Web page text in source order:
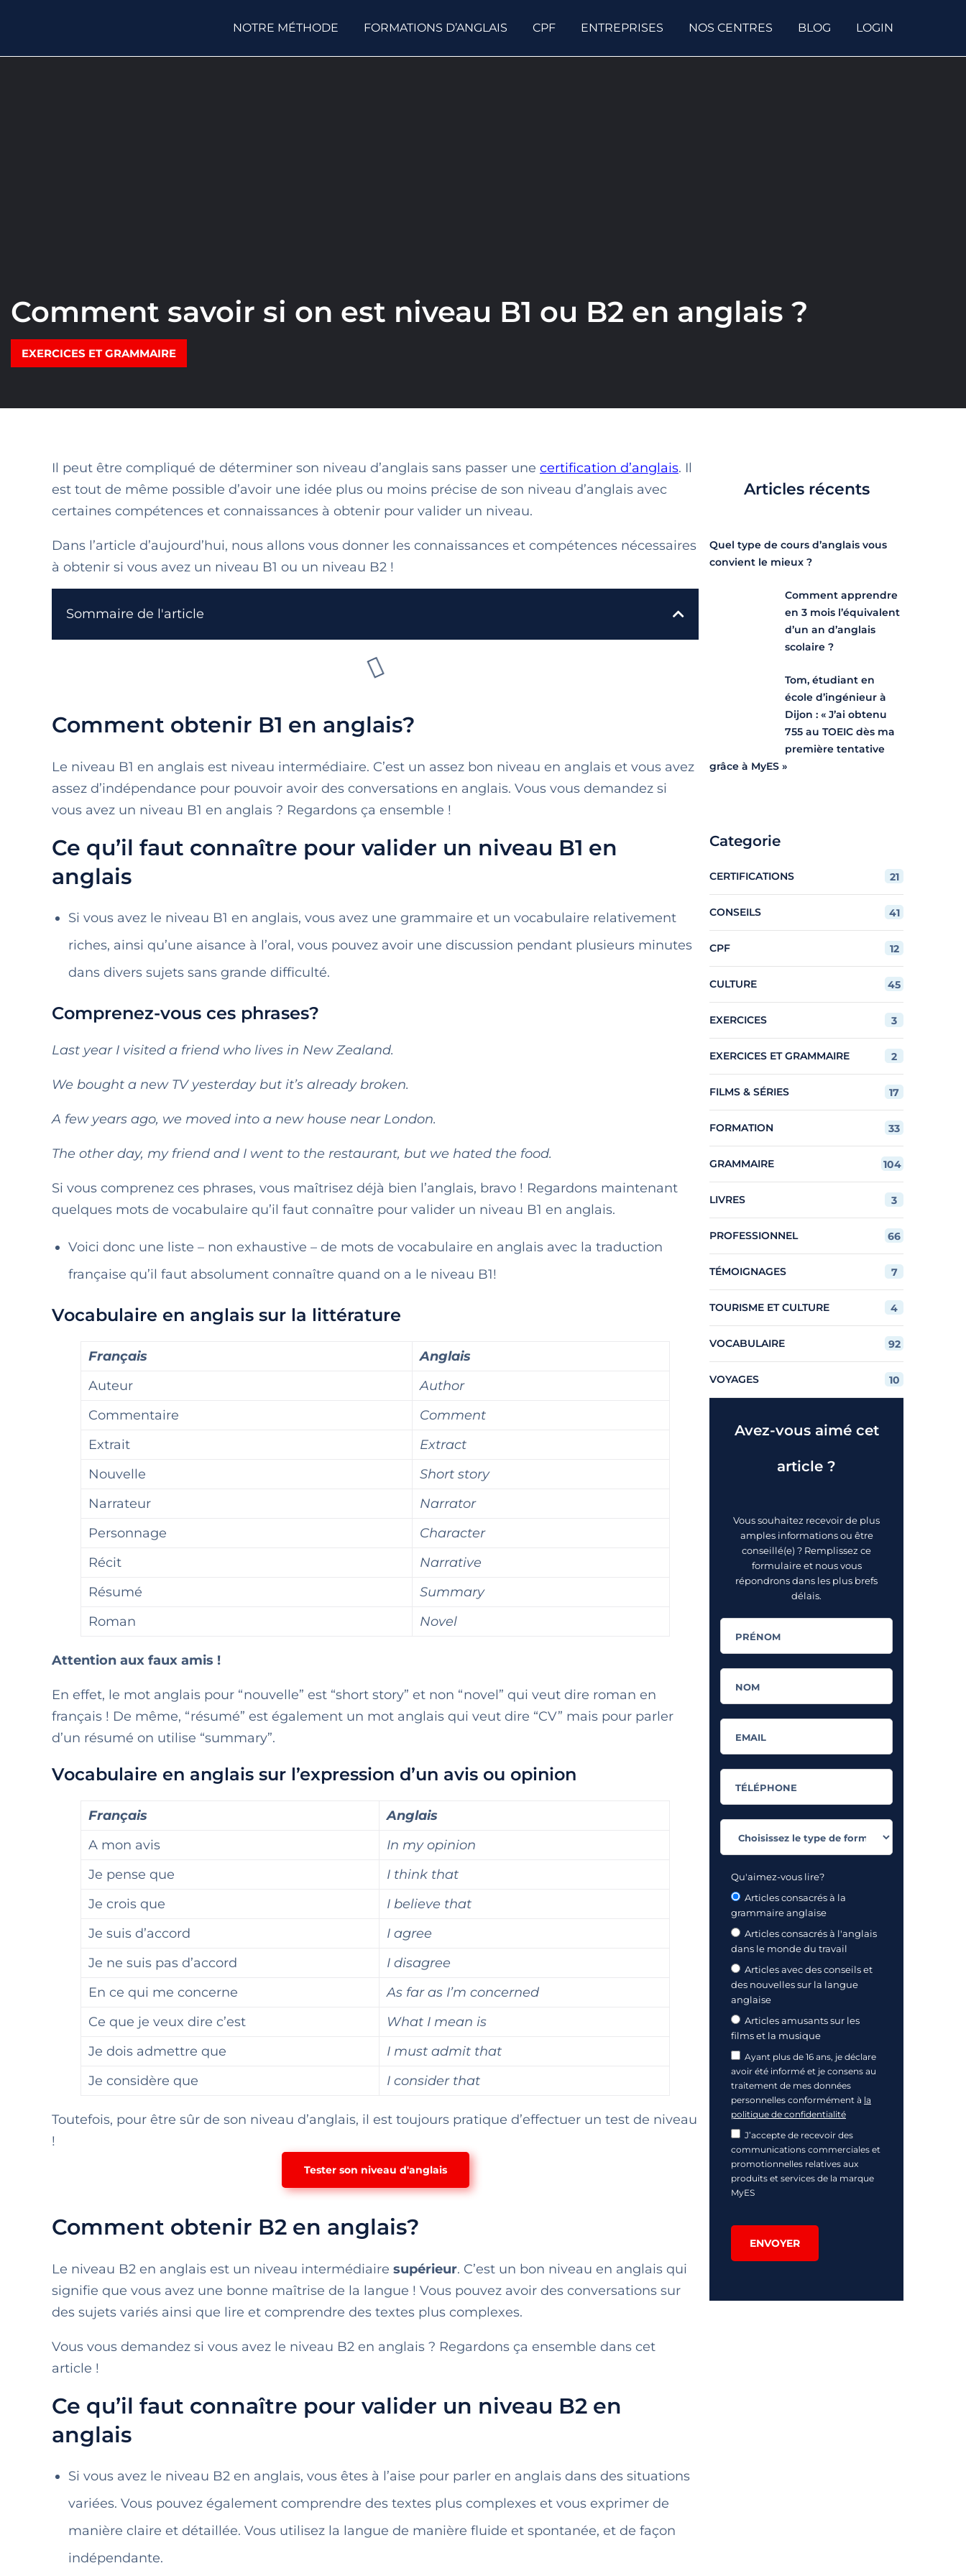
NOTRE MÉTHODE FORMATIONS D’ANGLAIS CPF ENTREPRISES NOS CENTRES BLOG LOGIN
Comment savoir si on est niveau B1 ou B2 en anglais ?
EXERCICES ET GRAMMAIRE
Il peut être compliqué de déterminer son niveau d’anglais sans passer une certification d’anglais. Il
est tout de même possible d’avoir une idée plus ou moins précise de son niveau d’anglais avec
certaines compétences et connaissances à obtenir pour valider un niveau.
Dans l’article d’aujourd’hui, nous allons vous donner les connaissances et compétences nécessaires
à obtenir si vous avez un niveau B1 ou un niveau B2 !
Sommaire de l'article
Comment obtenir B1 en anglais?
Le niveau B1 en anglais est niveau intermédiaire. C’est un assez bon niveau en anglais et vous avez
assez d’indépendance pour pouvoir avoir des conversations en anglais. Vous vous demandez si
vous avez un niveau B1 en anglais ? Regardons ça ensemble !
Ce qu’il faut connaître pour valider un niveau B1 en
anglais
Si vous avez le niveau B1 en anglais, vous avez une grammaire et un vocabulaire relativement
riches, ainsi qu’une aisance à l’oral, vous pouvez avoir une discussion pendant plusieurs minutes
dans divers sujets sans grande difficulté.
Comprenez-vous ces phrases?
Last year I visited a friend who lives in New Zealand.
We bought a new TV yesterday but it’s already broken.
A few years ago, we moved into a new house near London.
The other day, my friend and I went to the restaurant, but we hated the food.
Si vous comprenez ces phrases, vous maîtrisez déjà bien l’anglais, bravo ! Regardons maintenant
quelques mots de vocabulaire qu’il faut connaître pour valider un niveau B1 en anglais.
Voici donc une liste – non exhaustive – de mots de vocabulaire en anglais avec la traduction
française qu’il faut absolument connaître quand on a le niveau B1!
Vocabulaire en anglais sur la littérature
Français
Anglais
Auteur
Author
Commentaire
Comment
Extrait
Extract
Nouvelle
Short story
Narrateur
Narrator
Personnage
Character
Récit
Narrative
Résumé
Summary
Roman
Novel
Attention aux faux amis !
En effet, le mot anglais pour “nouvelle” est “short story” et non “novel” qui veut dire roman en
français ! De même, “résumé” est également un mot anglais qui veut dire “CV” mais pour parler
d’un résumé on utilise “summary”.
Vocabulaire en anglais sur l’expression d’un avis ou opinion
Français
Anglais
A mon avis
In my opinion
Je pense que
I think that
Je crois que
I believe that
Je suis d’accord
I agree
Je ne suis pas d’accord
I disagree
En ce qui me concerne
As far as I’m concerned
Ce que je veux dire c’est
What I mean is
Je dois admettre que
I must admit that
Je considère que
I consider that
Toutefois, pour être sûr de son niveau d’anglais, il est toujours pratique d’effectuer un test de niveau
!
Tester son niveau d'anglais
Comment obtenir B2 en anglais?
Le niveau B2 en anglais est un niveau intermédiaire supérieur. C’est un bon niveau en anglais qui
signifie que vous avez une bonne maîtrise de la langue ! Vous pouvez avoir des conversations sur
des sujets variés ainsi que lire et comprendre des textes plus complexes.
Vous vous demandez si vous avez le niveau B2 en anglais ? Regardons ça ensemble dans cet
article !
Ce qu’il faut connaître pour valider un niveau B2 en
anglais
Si vous avez le niveau B2 en anglais, vous êtes à l’aise pour parler en anglais dans des situations
variées. Vous pouvez également comprendre des textes plus complexes et vous exprimer de
manière claire et détaillée. Vous utilisez la langue de manière fluide et spontanée, et de façon
indépendante.
Articles récents
Quel type de cours d’anglais vous
convient le mieux ?
Comment apprendre
en 3 mois l’équivalent
d’un an d’anglais
scolaire ?
Tom, étudiant en
école d’ingénieur à
Dijon : « J’ai obtenu
755 au TOEIC dès ma
première tentative
grâce à MyES »
Categorie
CERTIFICATIONS 21
CONSEILS 41
CPF 12
CULTURE 45
EXERCICES 3
EXERCICES ET GRAMMAIRE 2
FILMS & SÉRIES 17
FORMATION 33
GRAMMAIRE 104
LIVRES 3
PROFESSIONNEL 66
TÉMOIGNAGES 7
TOURISME ET CULTURE 4
VOCABULAIRE 92
VOYAGES 10
Avez-vous aimé cet
article ?
Vous souhaitez recevoir de plus
amples informations ou être
conseillé(e) ? Remplissez ce
formulaire et nous vous
répondrons dans les plus brefs
délais.
Qu'aimez-vous lire?
Articles consacrés à la
grammaire anglaise
Articles consacrés à l'anglais
dans le monde du travail
Articles avec des conseils et
des nouvelles sur la langue
anglaise
Articles amusants sur les
films et la musique
Ayant plus de 16 ans, je déclare
avoir été informé et je consens au
traitement de mes données
personnelles conformément à la
politique de confidentialité
J’accepte de recevoir des
communications commerciales et
promotionnelles relatives aux
produits et services de la marque
MyES
ENVOYER